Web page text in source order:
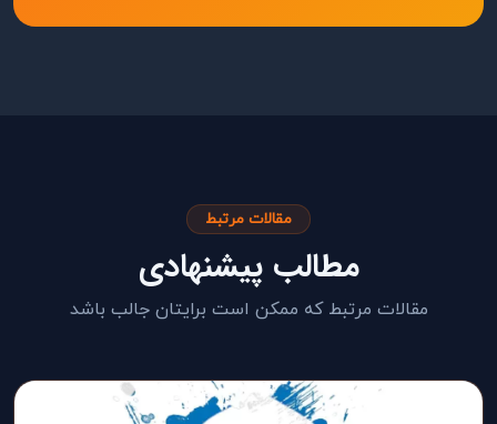
مقالات مرتبط
مطالب پیشنهادی
مقالات مرتبط که ممکن است برایتان جالب باشد